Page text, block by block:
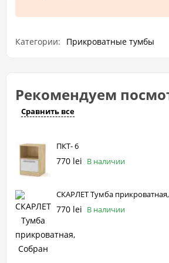
Категории: Прикроватные тумбы
Рекомендуем
Сравнить все
ПКТ- 6
770 lei В наличии
СКАРЛЕТ Тумба
770 lei В наличии